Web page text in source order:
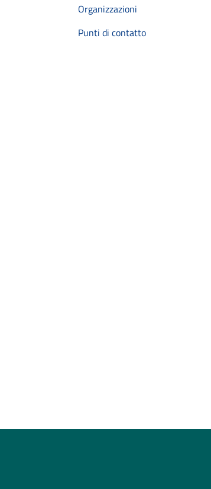
Organizzazioni
Punti di contatto